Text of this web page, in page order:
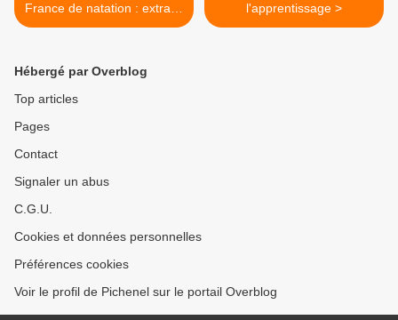
France de natation : extraits
du livre d'Amaury Leveaux -
l'apprentissage >
Hébergé par Overblog
Top articles
Pages
Contact
Signaler un abus
C.G.U.
Cookies et données personnelles
Préférences cookies
Voir le profil de Pichenel sur le portail Overblog